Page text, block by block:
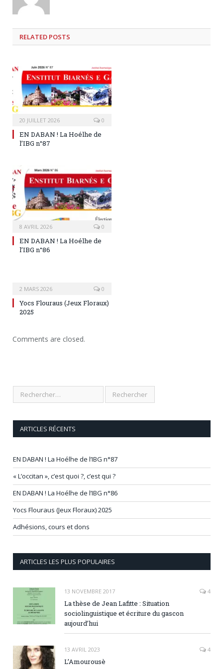
RELATED POSTS
20 JUILLET 2026 0
EN DABAN ! La Hoélhe de
l’IBG n°87
8 AVRIL 2026 0
EN DABAN ! La Hoélhe de
l’IBG n°86
2 MARS 2026 0
Yocs Flouraus (Jeux Floraux)
2025
Comments are closed.
ARTICLES RÉCENTS
EN DABAN ! La Hoélhe de l’IBG n°87
« L’occitan », c’est quoi ?, c’est qui ?
EN DABAN ! La Hoélhe de l’IBG n°86
Yocs Flouraus (Jeux Floraux) 2025
Adhésions, cours et dons
ARTICLES LES PLUS POPULAIRES
13 NOVEMBRE 2017 4
La thèse de Jean Lafitte : Situation
sociolinguistique et écriture du gascon
aujourd’hui
13 AVRIL 2023 4
L’Amourousè